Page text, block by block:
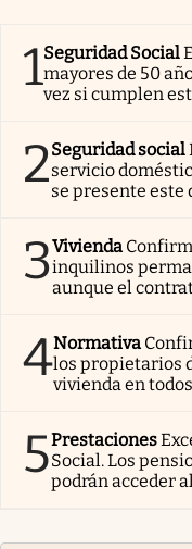
1Seguridad Social
mayores de 50
vez si cumplen
2Seguridad social
servicio
se presente este
3Vivienda
inquilinos
aunque el
4Normativa
los propietarios
vivienda en
5Prestaciones
Social. Los
podrán acceder